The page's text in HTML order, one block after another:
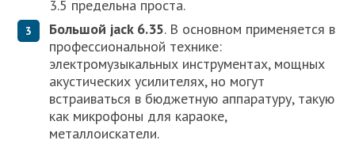
3.5 предельна проста.
Большой jack 6.35. В основном применяется в
профессиональной технике:
электромузыкальных инструментах, мощных
акустических усилителях, но могут
встраиваться в бюджетную аппаратуру, такую
как микрофоны для караоке,
металлоискатели.